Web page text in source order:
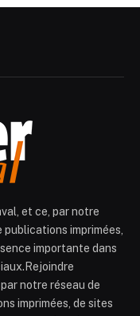
et ce, par notre
imprimées,
importante dans
notre réseau de
imprimées, de sites